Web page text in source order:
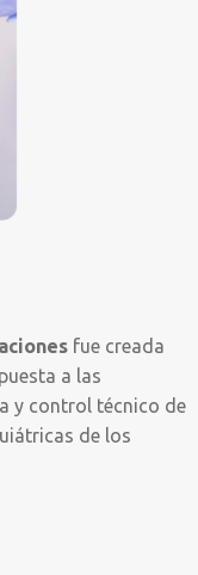
fue creada
a las
y control técnico de
de los